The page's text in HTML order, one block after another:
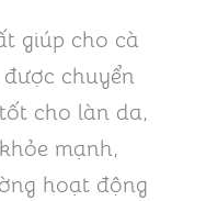
giúp cho cà
chuyển
cho làn da,
mạnh,
hoạt động